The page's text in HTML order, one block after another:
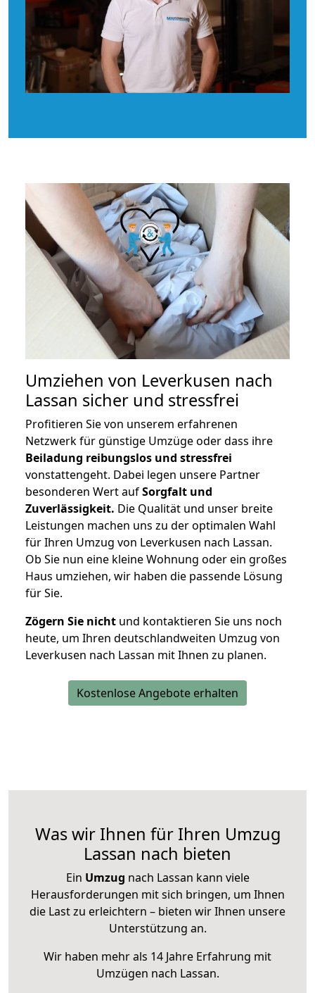
Umziehen von Leverkusen nach
Lassan sicher und stressfrei
Profitieren Sie von unserem erfahrenen
Netzwerk für günstige Umzüge oder dass ihre
Beiladung reibungslos und stressfrei
vonstattengeht. Dabei legen unsere Partner
besonderen Wert aufSorgfalt und
Zuverlässigkeit. Die Qualität und unser breite
Leistungen machen uns zu der optimalen Wahl
für Ihren Umzug von Leverkusen nach Lassan.
Ob Sie nun eine kleine Wohnung oder ein großes
Haus umziehen, wir haben die passende Lösung
für Sie.
Zögern Sie nicht und kontaktieren Sie uns noch
heute, um Ihren deutschlandweiten Umzug von
Leverkusen nach Lassan mit Ihnen zu planen.
Kostenlose Angebote erhalten
Was wir Ihnen für Ihren Umzug
Lassan nach bieten
Ein Umzug nach Lassan kann viele
Herausforderungen mit sich bringen, um Ihnen
die Last zu erleichtern – bieten wir Ihnen unsere
Unterstützung an.
Wir haben mehr als 14 Jahre Erfahrung mit
Umzügen nach Lassan.